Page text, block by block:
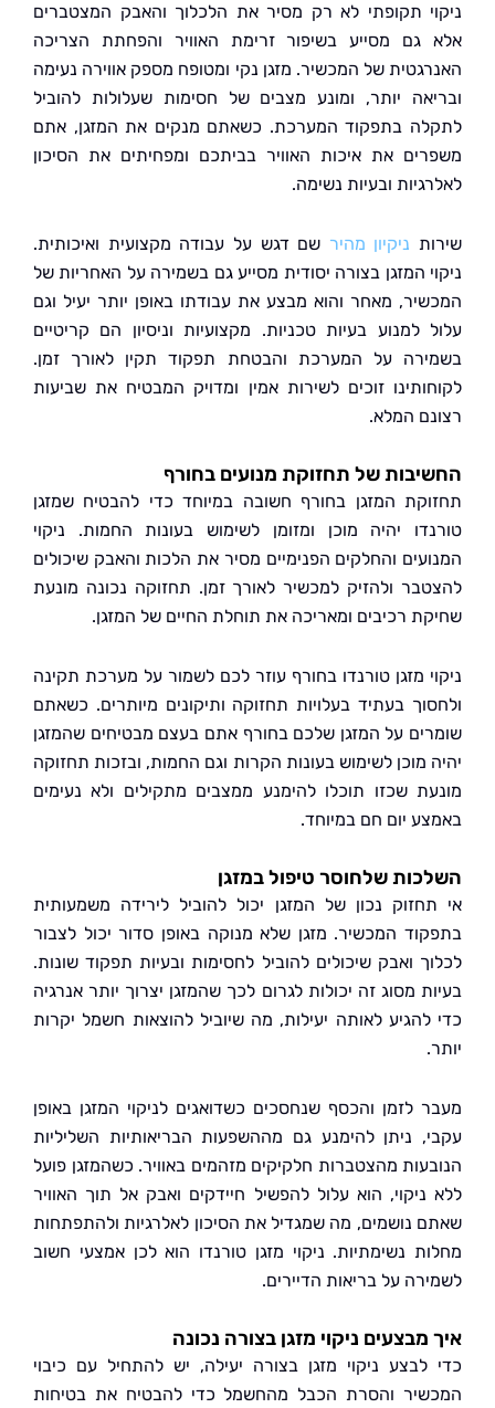
תקופתי לא רק מסיר את הלכלוך והאבק המצטברים
גם מסייע בשיפור זרימת האוויר והפחתת הצריכה
של המכשיר. מזגן נקי ומטופח מספק אווירה נעימה
יותר, ומונע מצבים של חסימות שעלולות להוביל
בתפקוד המערכת. כשאתם מנקים את המזגן, אתם
את איכות האוויר בביתכם ומפחיתים את הסיכון
ובעיות נשימה.
ניקיון מהירשם דגש על עבודה מקצועית ואיכותית.
המזגן בצורה יסודית מסייע גם בשמירה על האחריות של
מאחר והוא מבצע את עבודתו באופן יותר יעיל וגם
למנוע בעיות טכניות. מקצועיות וניסיון הם קריטיים
על המערכת והבטחת תפקוד תקין לאורך זמן.
זוכים לשירות אמין ומדויק המבטיח את שביעות
המלא.
של תחזוקת מנועים בחורף
המזגן בחורף חשובה במיוחד כדי להבטיח שמזגן
יהיה מוכן ומזומן לשימוש בעונות החמות. ניקוי
והחלקים הפנימיים מסיר את הלכות והאבק שיכולים
ולהזיק למכשיר לאורך זמן. תחזוקה נכונה מונעת
רכיבים ומאריכה את תוחלת החיים של המזגן.
מזגן טורנדו בחורף עוזר לכם לשמור על מערכת תקינה
בעתיד בעלויות תחזוקה ותיקונים מיותרים. כשאתם
על המזגן שלכם בחורף אתם בעצם מבטיחים שהמזגן
מוכן לשימוש בעונות הקרות וגם החמות, ובזכות תחזוקה
שכזו תוכלו להימנע ממצבים מתקילים ולא נעימים
יום חם במיוחד.
שלחוסר טיפול במזגן
נכון של המזגן יכול להוביל לירידה משמעותית
המכשיר. מזגן שלא מנוקה באופן סדור יכול לצבור
ואבק שיכולים להוביל לחסימות ובעיות תפקוד שונות.
מסוג זה יכולות לגרום לכך שהמזגן יצרוך יותר אנרגיה
לאותה יעילות, מה שיוביל להוצאות חשמל יקרות
לזמן והכסף שנחסכים כשדואגים לניקוי המזגן באופן
ניתן להימנע גם מההשפעות הבריאותיות השליליות
מהצטברות חלקיקים מזהמים באוויר. כשהמזגן פועל
הוא עלול להפשיל חיידקים ואבק אל תוך האוויר
נושמים, מה שמגדיל את הסיכון לאלרגיות ולהתפתחות
נשימתיות. ניקוי מזגן טורנדו הוא לכן אמצעי חשוב
על בריאות הדיירים.
ניקוי מזגן בצורה נכונה
ניקוי מזגן בצורה יעילה, יש להתחיל עם כיבוי
והסרת הכבל מהחשמל כדי להבטיח את בטיחות